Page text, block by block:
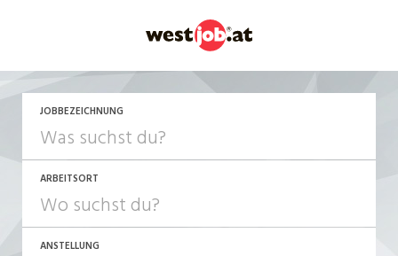
JOBBEZEICHNUNG
ARBEITSORT
ANSTELLUNG